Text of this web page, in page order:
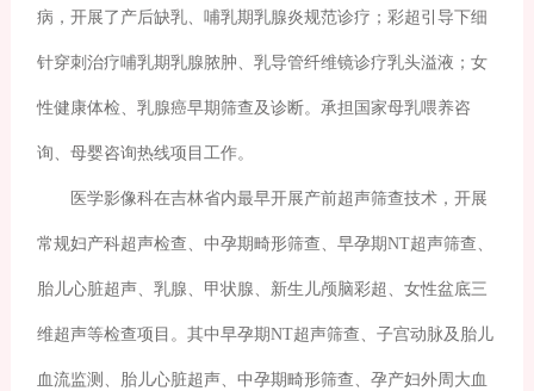
病，开展了产后缺乳、哺乳期乳腺炎规范诊疗；彩超引导下细
针穿刺治疗哺乳期乳腺脓肿、乳导管纤维镜诊疗乳头溢液；女
性健康体检、乳腺癌早期筛查及诊断。承担国家母乳喂养咨
询、母婴咨询热线项目工作。
医学影像科在吉林省内最早开展产前超声筛查技术，开展
常规妇产科超声检查、中孕期畸形筛查、早孕期NT超声筛查、
胎儿心脏超声、乳腺、甲状腺、新生儿颅脑彩超、女性盆底三
维超声等检查项目。其中早孕期NT超声筛查、子宫动脉及胎儿
血流监测、胎儿心脏超声、中孕期畸形筛查、孕产妇外周大血